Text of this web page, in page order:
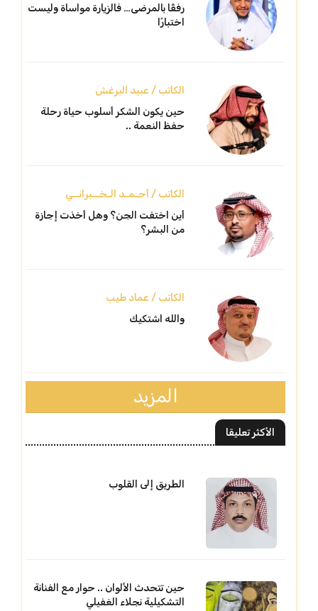
رفقًا بالمرضى… فالزيارة مواساة وليست
اختبارًا
الكاتب / عبيد البرغش
حين يكون الشكر أسلوب حياة رحلة
حفظ النعمة ..
الكاتب / أحـمـد الـخــبرانــي
أين اختفت الجن؟ وهل أخذت إجازة
من البشر؟
الكاتب / عماد طيب
والله اشتكيك
المزيد
الأكثر تعليقا
الطريق إلى القلوب
حين تتحدث الألوان .. حوار مع الفنانة
التشكيلية نجلاء الغفيلي